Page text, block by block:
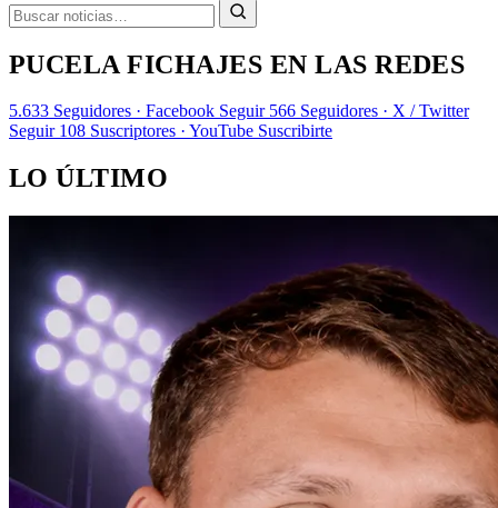
PUCELA FICHAJES EN LAS REDES
5.633 Seguidores · Facebook Seguir 566 Seguidores · X / Twitter
Seguir 108 Suscriptores · YouTube Suscribirte
LO ÚLTIMO